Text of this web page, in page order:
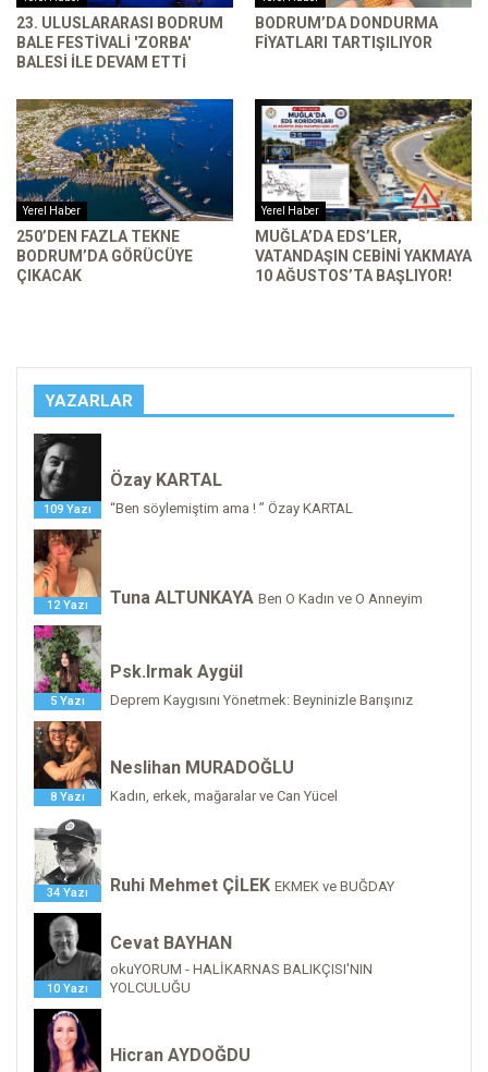
23. ULUSLARARASI BODRUM
BALE FESTIVALI 'ZORBA'
BALESI ILE DEVAM ETTI
BODRUM’DA DONDURMA
FIYATLARI TARTIŞILIYOR
Yerel Haber
250’DEN FAZLA TEKNE
BODRUM’DA GÖRÜCÜYE
ÇIKACAK
Yerel Haber
MUĞLA’DA EDS’LER,
VATANDAŞIN CEBINI YAKMAYA
10 AĞUSTOS’TA BAŞLIYOR!
YAZARLAR
109 Yazı
Özay KARTAL
“Ben söylemiştim ama ! ” Özay KARTAL
12 Yazı Tuna ALTUNKAYA Ben O Kadın ve O Anneyim
5 Yazı
Psk.Irmak Aygül
Deprem Kaygısını Yönetmek: Beyninizle Barışınız
8 Yazı
Neslihan MURADOĞLU
Kadın, erkek, mağaralar ve Can Yücel
34 Yazı Ruhi Mehmet ÇİLEK EKMEK ve BUĞDAY
10 Yazı
Cevat BAYHAN
okuYORUM - HALİKARNAS BALIKÇISI'NIN
YOLCULUĞU
Hicran AYDOĞDU